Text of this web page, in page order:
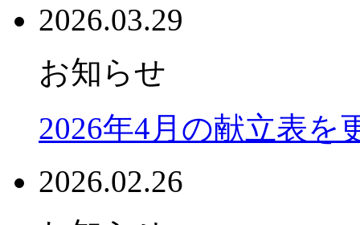
2026.03.29
お知らせ
2026年4月の献立表を
2026.02.26